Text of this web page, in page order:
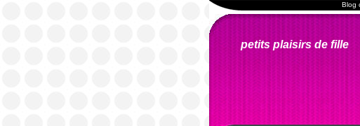
Blog
petits plaisirs de fille